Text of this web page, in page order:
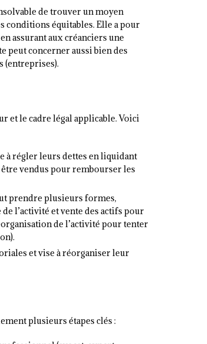
de trouver un moyen
conditions équitables. Elle a pour
assurant aux créanciers une
concerner aussi bien des
(entreprises).
et le cadre légal applicable. Voici
à régler leurs dettes en liquidant
vendus pour rembourser les
prendre plusieurs formes,
l’activité et vente des actifs pour
de l’activité pour tenter
et vise à réorganiser leur
plusieurs étapes clés :